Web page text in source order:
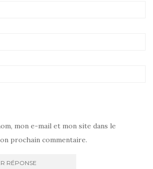
mon e-mail et mon site dans le
prochain commentaire.